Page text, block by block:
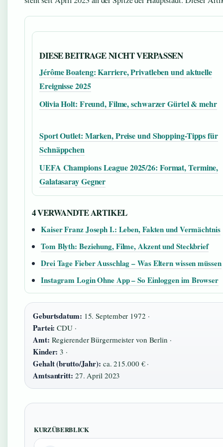
DIESE BEITRAGE NICHT VERPASSEN
Jérôme Boateng: Karriere, Privatleben und aktuelle
Ereignisse 2025
Olivia Holt: Freund, Filme, schwarzer Gürtel & mehr
Sport Outlet: Marken, Preise und Shopping-Tipps für
Schnäppchen
UEFA Champions League 2025/26: Format, Termine,
Galatasaray Gegner
4 VERWANDTE ARTIKEL
Kaiser Franz Joseph I.: Leben, Fakten und Vermächtnis
Tom Blyth: Beziehung, Filme, Akzent und Steckbrief
Drei Tage Fieber Ausschlag – Was Eltern wissen müssen
Instagram Login Ohne App – So Einloggen im Browser
Geburtsdatum: 15. September 1972 ·
Partei: CDU ·
Amt: Regierender Bürgermeister von Berlin ·
Kinder: 3 ·
Gehalt (brutto/Jahr): ca. 215.000 € ·
Amtsantritt: 27. April 2023
KURZÜBERBLICK